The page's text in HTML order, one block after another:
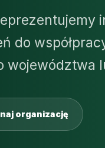
do
województwa
organizację